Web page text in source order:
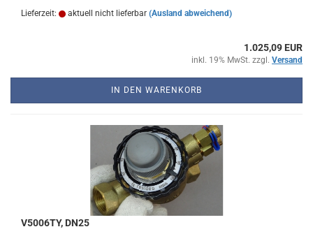
Lieferzeit: aktuell nicht lieferbar (Ausland abweichend)
1.025,09 EUR
inkl. 19% MwSt. zzgl. Versand
IN DEN WARENKORB
V5006TY, DN25